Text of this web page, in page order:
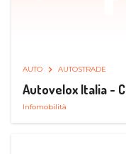
AUTO AUTOSTRADE
Autovelox Italia -
Infomobilità